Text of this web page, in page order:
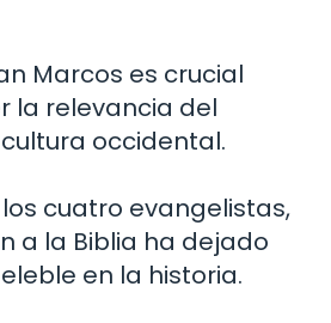
Marcos es crucial
la relevancia del
occidental.
cuatro evangelistas,
a la Biblia ha dejado
en la historia.